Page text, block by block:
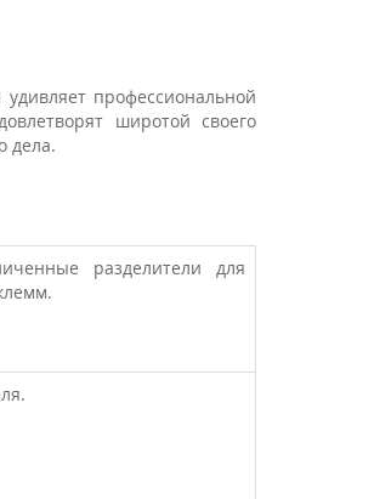
профессиональной
широтой своего
дела.
разделители для